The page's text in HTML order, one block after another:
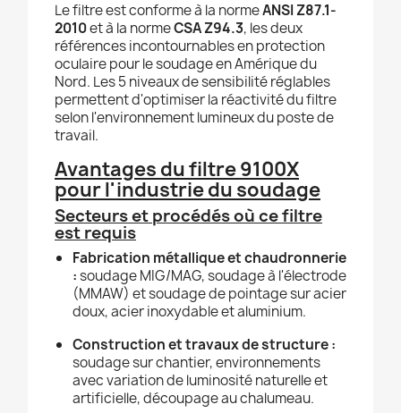
Le filtre est conforme à la normeANSI Z87.1-
2010et à la normeCSA Z94.3, les deux
références incontournables en protection
oculaire pour le soudage en Amérique du
Nord. Les 5 niveaux de sensibilité réglables
permettent d'optimiser la réactivité du filtre
selon l'environnement lumineux du poste de
travail.
Avantages du filtre 9100X
pour l'industrie du soudage
Secteurs et procédés où ce filtre
est requis
Fabrication métallique et chaudronnerie
:soudage MIG/MAG, soudage à l'électrode
(MMAW) et soudage de pointage sur acier
doux, acier inoxydable et aluminium.
Construction et travaux de structure :
soudage sur chantier, environnements
avec variation de luminosité naturelle et
artificielle, découpage au chalumeau.